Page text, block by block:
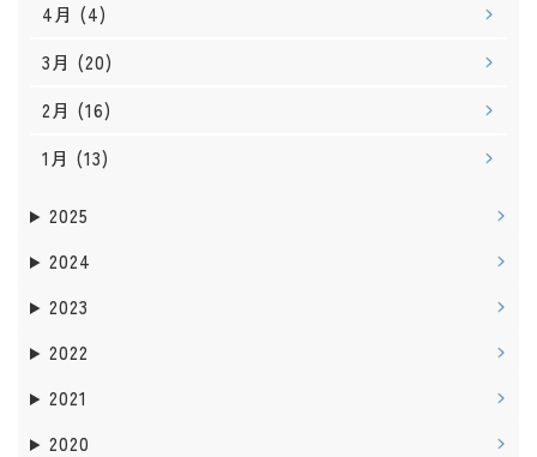
4月 (4)
3月 (20)
2月 (16)
1月 (13)
2025
2024
2023
2022
2021
2020